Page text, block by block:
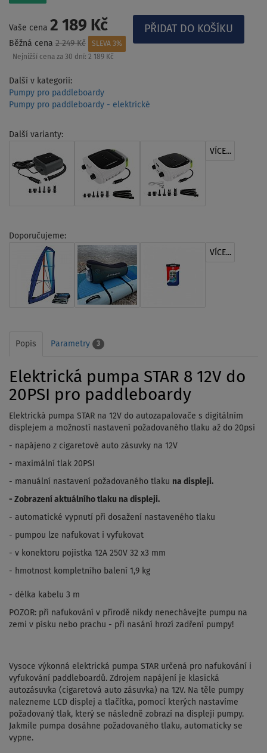
Vaše cena 2 189 Kč
Běžná cena 2 249 Kč
SLEVA 3%
Nejnižší cena za 30 dní: 2 189 Kč
Další v kategorii:
Pumpy pro paddleboardy
Pumpy pro paddleboardy - elektrické
Další varianty:
VÍCE...
Doporučujeme:
VÍCE...
Popis Parametry 3
Elektrická pumpa STAR 8 12V do
20PSI pro paddleboardy
Elektrická pumpa STAR na 12V do autozapalovače s digitálním
displejem a možností nastavení požadovaného tlaku až do 20psi
- napájeno z cigaretové auto zásuvky na 12V
- maximální tlak 20PSI
- manuální nastavení požadovaného tlaku na displeji.
- Zobrazení aktuálního tlaku na displeji.
- automatické vypnutí při dosažení nastaveného tlaku
- pumpou lze nafukovat i vyfukovat
- v konektoru pojistka 12A 250V 32 x3 mm
- hmotnost kompletního balení 1,9 kg
- délka kabelu 3 m
POZOR: při nafukování v přírodě nikdy nenechávejte pumpu na
zemi v písku nebo prachu - při nasání hrozí zadření pumpy!
Vysoce výkonná elektrická pumpa STAR určená pro nafukování i
vyfukování paddleboardů. Zdrojem napájení je klasická
autozásuvka (cigaretová auto zásuvka) na 12V. Na těle pumpy
nalezneme LCD displej a tlačítka, pomocí kterých nastavíme
požadovaný tlak, který se následně zobrazí na displeji pumpy.
Jakmile pumpa dosáhne požadovaného tlaku, automaticky se
vypne.